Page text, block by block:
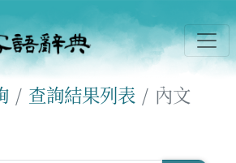
查詢結果列表 內文